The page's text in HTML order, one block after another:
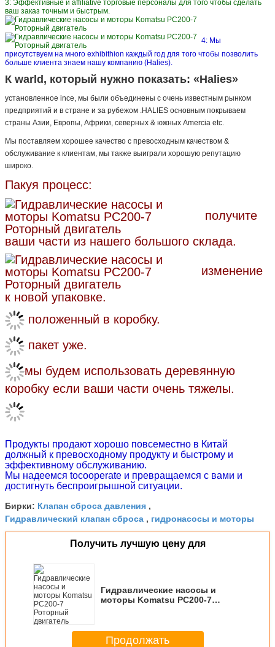
3: Эффективные и affiliative торговые персоналы для того чтобы сделать
ваш заказ точным и быстрым.
4: Мы
присутствуем на много exhibithion каждый год для того чтобы позволить
больше клиента знаем нашу компанию (Halies).
К warld, который нужно показать: «Halies»
установленное ince, мы были объединены с очень известным рынком
предприятий и в стране и за рубежом .HALIES основным покрываем
страны Азии, Европы, Африки, северных & южных Amercia etc.
Мы поставляем хорошее качество с превосходным качеством &
обслуживание к клиентам, мы также выиграли хорошую репутацию
широко.
Пакуя процесс:
получите
ваши части из нашего большого склада.
изменение
к новой упаковке.
положенный в коробку.
пакет уже.
мы будем использовать деревянную
коробку если ваши части очень тяжелы.
Продукты продают хорошо повсеместно в Китай
должный к превосходному продукту и быстрому и
эффективному обслуживанию.
Мы надеемся tocooperate и превращаемся с вами и
достигнуть беспроигрышной ситуации.
Бирки: Клапан сброса давления ,
Гидравлический клапан сброса , гидронасосы и моторы
Получить лучшую цену для
Гидравлические насосы и
моторы Komatsu PC200-7
Продолжать